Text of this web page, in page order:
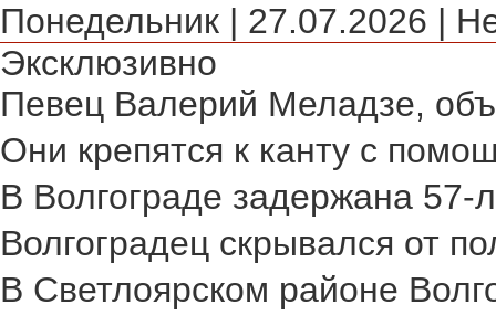
Понедельник | 27.07.2026 |
Эксклюзивно
Певец Валерий Меладзе,
Они крепятся к канту с
В Волгограде задержана 57-
Волгоградец скрывался от
В Светлоярском районе